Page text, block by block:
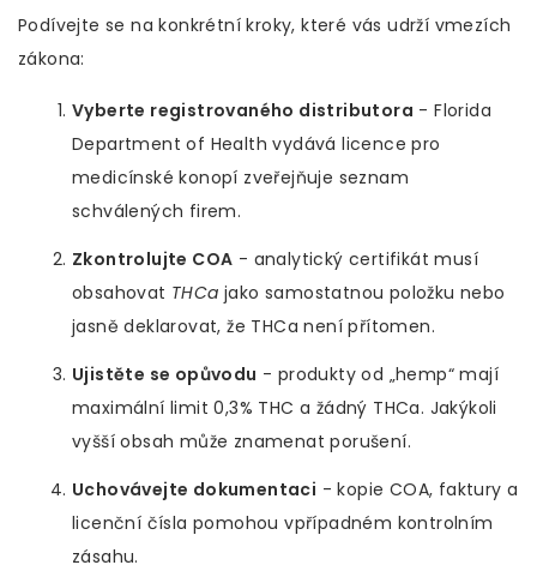
Podívejte se na konkrétní kroky, které vás udrží vmezích
zákona:
Vyberte registrovaného distributora -Florida
Department of Health vydává licence pro
medicínské konopí zveřejňuje seznam
schválených firem.
Zkontrolujte COA - analytický certifikát musí
obsahovat THCa jako samostatnou položku nebo
jasně deklarovat, že THCa není přítomen.
Ujistěte se opůvodu - produkty od „hemp“ mají
maximální limit 0,3% THC a žádný THCa. Jakýkoli
vyšší obsah může znamenat porušení.
Uchovávejte dokumentaci - kopie COA, faktury a
licenční čísla pomohou vpřípadném kontrolním
zásahu.